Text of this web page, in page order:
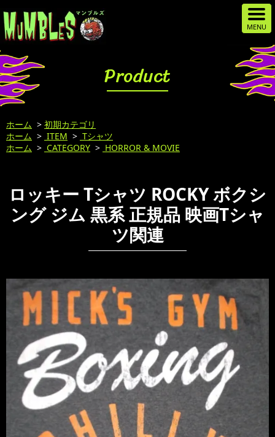
Product
ホーム > 初期カテゴリ
ホーム > ITEM > Tシャツ
ホーム > CATEGORY > HORROR & MOVIE
ロッキー Tシャツ ROCKY ボクシ
ング ジム 黒系 正規品 映画Tシャ
ツ関連